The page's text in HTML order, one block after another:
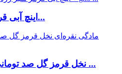
۶ اینچ آبی قرمز سبز زرد...
نخل قرمز گل صد تومانی آبی 6 اینچی ...